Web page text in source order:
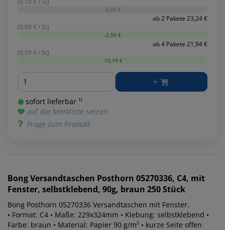
-0,00 €
ab 2 Pakete 23,24 €
(0.09 € / St)
-2,50 €
ab 4 Pakete 21,94 €
(0.09 € / St)
-10,19 €
Menge
sofort lieferbar ¹⁾
auf die Merkliste setzen
Frage zum Produkt
BongVersandtaschen Posthorn 05270336, C4, mit
Fenster, selbstklebend, 90g, braun 250 Stück
Bong Posthorn 05270336 Versandtaschen mit Fenster.
• Format: C4 • Maße: 229x324mm • Klebung: selbstklebend •
Farbe: braun • Material: Papier 90 g/m² • kurze Seite offen